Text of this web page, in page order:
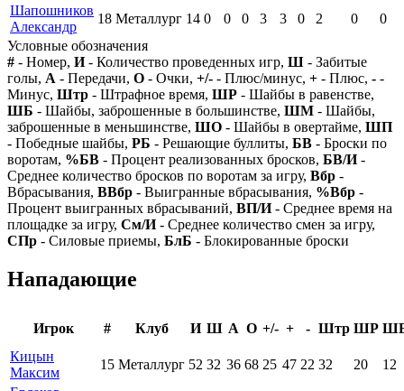
Шапошников
Александр
18 Металлург 14 0 0 0 3 3 0 2 0
0
Условные обозначения
# - Номер, И- Количество проведенных игр, Ш - Забитые
голы, А - Передачи, О - Очки, +/- - Плюс/минус, + - Плюс, - -
Минус, Штр - Штрафное время, ШР - Шайбы в равенстве,
ШБ - Шайбы, заброшенные в большинстве, ШМ - Шайбы,
заброшенные в меньшинстве, ШО - Шайбы в овертайме, ШП
- Победные шайбы, РБ - Решающие буллиты, БВ - Броски по
воротам, %БВ - Процент реализованных бросков, БВ/И-
Среднее количество бросков по воротам за игру, Вбр -
Вбрасывания, ВВбр - Выигранные вбрасывания, %Вбр -
Процент выигранных вбрасываний, ВП/И- Среднее время на
площадке за игру, См/И- Среднее количество смен за игру,
СПр - Силовые приемы, БлБ - Блокированные броски
Нападающие
Игрок # Клуб И Ш А О +/- + - Штр ШР
Кицын
Максим
15 Металлург 52 32 36 68 25 47 22 32 20
12